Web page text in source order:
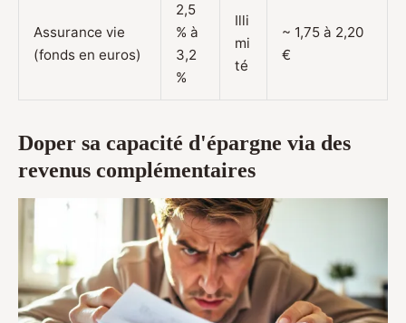
Assurance vie
(fonds en euros)
2,5
% à
3,2
%
Illi
mi
té
~ 1,75 à 2,20
€
Doper sa capacité d'épargne via des
revenus complémentaires